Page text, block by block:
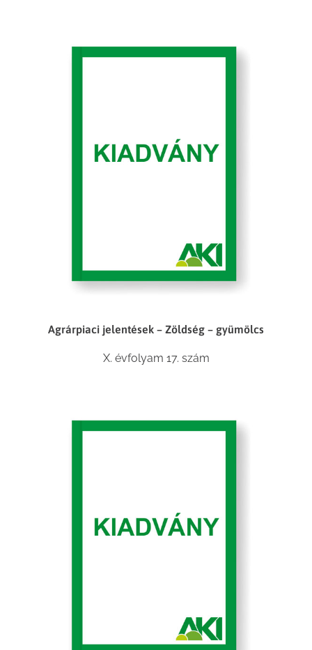
Agrárpiaci jelentések – Zöldség – gyümölcs
X. évfolyam 17. szám